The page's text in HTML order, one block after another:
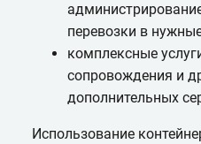
перевозки в
комплексные
сопровождения и
дополнительных
Использование